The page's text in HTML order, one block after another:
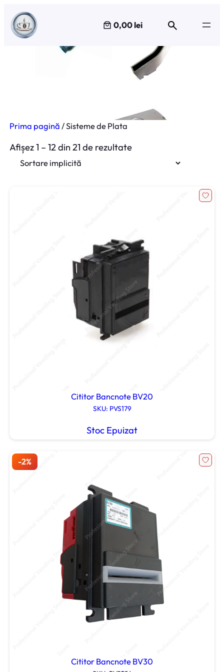
Sari
conținut
0,00 lei
Sisteme de Plata
Prima pagină / Sisteme de Plata
Afișez 1 – 12 din 21 de rezultate
Cititor Bancnote BV20
SKU: PVS179
Stoc Epuizat
Cititor Bancnote BV30